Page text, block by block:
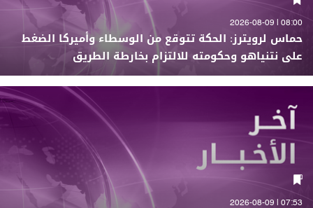
08:00 | 2026-08-09
حماس لرويترز: الحكة تتوقع من الوسطاء وأميركا الضغط
على نتنياهو وحكومته للالتزام بخارطة الطريق
07:53 | 2026-08-09